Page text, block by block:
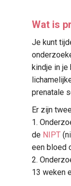
Wat is
Je kunt
kindje in
prenatale
Er zijn
1.
de NIPT
een bloed
2.
13 weken